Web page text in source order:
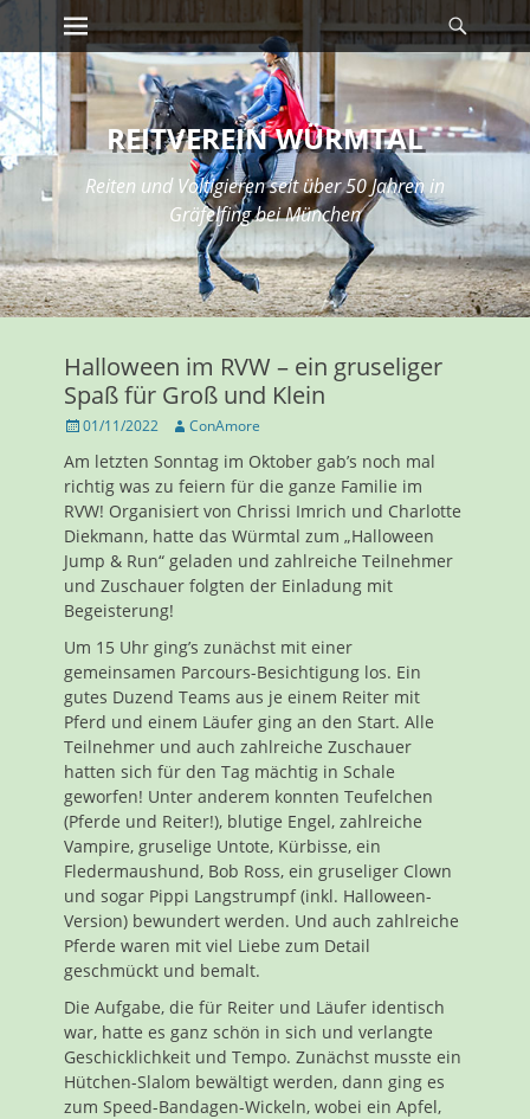
Zum
Inhalt:
Erstes Menü Suche
REITVEREIN WÜRMTAL
Reiten und Voltigieren seit über 50 Jahren in
Gräfelfing bei München
Halloween im RVW – ein gruseliger
Spaß für Groß und Klein
Veröffentlicht
01/11/2022 AutorConAmore
Am letzten Sonntag im Oktober gab’s noch mal
richtig was zu feiern für die ganze Familie im
RVW! Organisiert von Chrissi Imrich und Charlotte
Diekmann, hatte das Würmtal zum „Halloween
Jump & Run“ geladen und zahlreiche Teilnehmer
und Zuschauer folgten der Einladung mit
Begeisterung!
Um 15 Uhr ging’s zunächst mit einer
gemeinsamen Parcours-Besichtigung los. Ein
gutes Duzend Teams aus je einem Reiter mit
Pferd und einem Läufer ging an den Start. Alle
Teilnehmer und auch zahlreiche Zuschauer
hatten sich für den Tag mächtig in Schale
geworfen! Unter anderem konnten Teufelchen
(Pferde und Reiter!), blutige Engel, zahlreiche
Vampire, gruselige Untote, Kürbisse, ein
Fledermaushund, Bob Ross, ein gruseliger Clown
und sogar Pippi Langstrumpf (inkl. Halloween-
Version) bewundert werden. Und auch zahlreiche
Pferde waren mit viel Liebe zum Detail
geschmückt und bemalt.
Die Aufgabe, die für Reiter und Läufer identisch
war, hatte es ganz schön in sich und verlangte
Geschicklichkeit und Tempo. Zunächst musste ein
Hütchen-Slalom bewältigt werden, dann ging es
zum Speed-Bandagen-Wickeln, wobei ein Apfel,